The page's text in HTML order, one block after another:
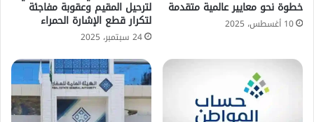
خطوة نحو معايير عالمية متقدمة
10 أغسطس، 2025
لترحيل المقيم وعقوبة مفاجئة
لتكرار قطع الإشارة الحمراء
24 سبتمبر، 2025